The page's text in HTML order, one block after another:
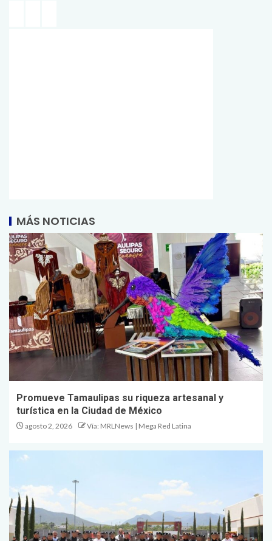
MÁS NOTICIAS
Promueve Tamaulipas su riqueza artesanal y
turística en la Ciudad de México
agosto 2, 2026 Vía: MRLNews | Mega Red Latina